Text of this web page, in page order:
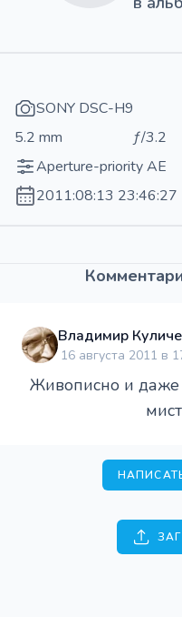
SONY DSC-H9
5.2 mm
ƒ/3.2
Aperture-priority AE
2011:08:13 23:46:27
Владимир
16 августа 2011 в
Живописно и даже